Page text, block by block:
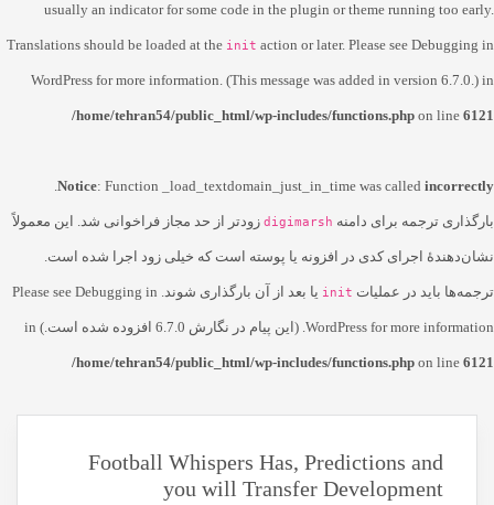
usually an indicator for some code in the plugin or theme running too early.
Translations should be loaded at the init action or later. Please see Debugging in
WordPress for more information. (This message was added in version 6.7.0.) in
/home/tehran54/public_html/wp-includes/functions.php on line 6121
Notice: Function _load_textdomain_just_in_time was called incorrectly
.
بارگذاری ترجمه برای دامنه digimarsh زودتر از حد مجاز فراخوانی شد. این معمولاً
نشان‌دهندهٔ اجرای کدی در افزونه یا پوسته است که خیلی زود اجرا شده است.
ترجمه‌ها باید در عملیات init یا بعد از آن بارگذاری شوند. Please see Debugging in
WordPress for more information. (این پیام در نگارش 6.7.0 افزوده شده است.) in
/home/tehran54/public_html/wp-includes/functions.php on line 6121
Football Whispers Has, Predictions and
you will Transfer Development